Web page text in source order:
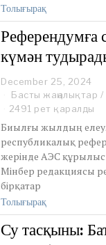
Толығырақ
Референдумға
күмән
December 25, 2024
Басты жаңалықтар /
2491 рет қаралды
Биылғы жылдың
республикалық
жерінде АЭС
Мінбер редакциясы
бірқатар
Толығырақ
Су тасқыны: